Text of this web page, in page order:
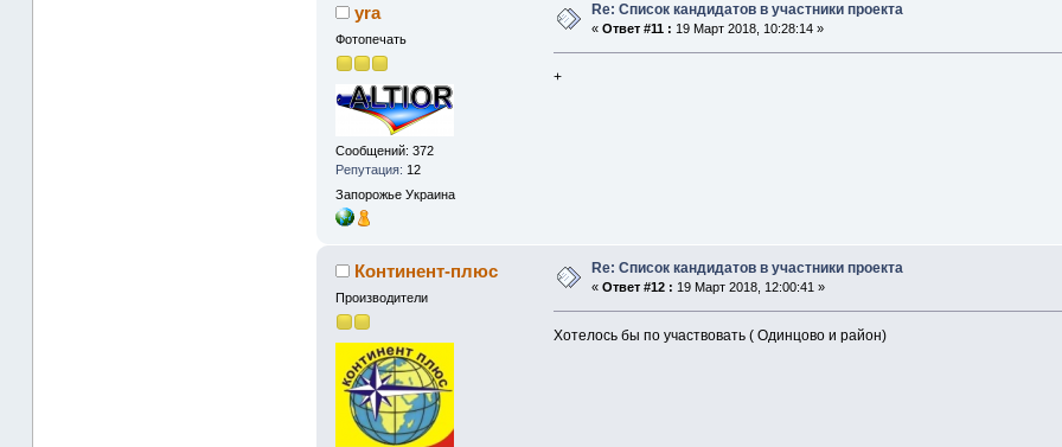
yra
Фотопечать
Сообщений: 372
Репутация: 12
Запорожье Украина
Re: Список кандидатов в участники проекта
« Ответ #11 : 19 Март 2018, 10:28:14 »
+
Континент-плюс
Производители
Re: Список кандидатов в участники проекта
« Ответ #12 : 19 Март 2018, 12:00:41 »
Хотелось бы по участвовать ( Одинцово и район)